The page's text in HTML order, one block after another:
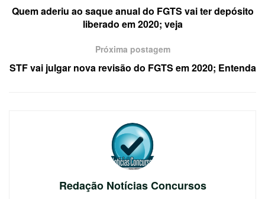
Quem aderiu ao saque anual do FGTS vai ter depósito
liberado em 2020; veja
Próxima postagem
STF vai julgar nova revisão do FGTS em 2020; Entenda
Redação Notícias Concursos